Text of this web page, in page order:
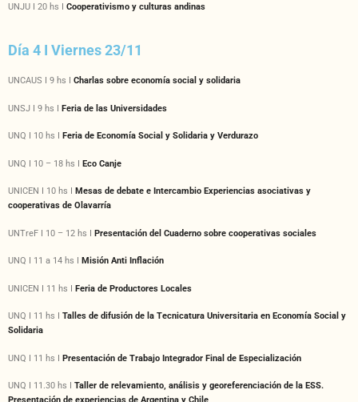
UNJU I 20 hs I Cooperativismo y culturas andinas
Día 4 I Viernes 23/11
UNCAUS I 9 hs I Charlas sobre economía social y solidaria
UNSJ I 9 hs I Feria de las Universidades
UNQ I 10 hs I Feria de Economía Social y Solidaria y Verdurazo
UNQ I 10 – 18 hs I Eco Canje
UNICEN I 10 hs I
Mesas de debate e Intercambio Experiencias asociativas y
cooperativas de Olavarría
UNTreF I 10 – 12 hs I Presentación del Cuaderno sobre cooperativas sociales
UNQ I 11 a 14 hs I Misión Anti Inflación
UNICEN I 11 hs I Feria de Productores Locales
UNQ I 11 hs I Talles de difusión de la Tecnicatura Universitaria en Economía Social y
Solidaria
UNQ I 11 hs I Presentación de Trabajo Integrador Final de Especialización
UNQ I 11.30 hs I Taller de relevamiento, análisis y georeferenciación de la ESS.